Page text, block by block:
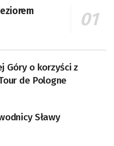
Góry o korzyści z
de Pologne
Sławy